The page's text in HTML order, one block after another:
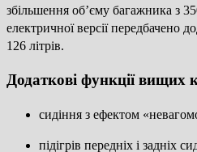
збільшення об’єму багажника з
електричної версії передбачено
126 літрів.
Додаткові функції вищих
сидіння з ефектом
підігрів передніх і задніх